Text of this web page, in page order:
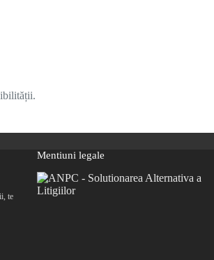
te
Mentiuni legale